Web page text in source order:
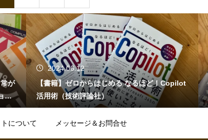
2024.06.04
「タレントパワーランキング2024」（日経エ
ンタテインメント！）
について メッセージ＆お問合せ